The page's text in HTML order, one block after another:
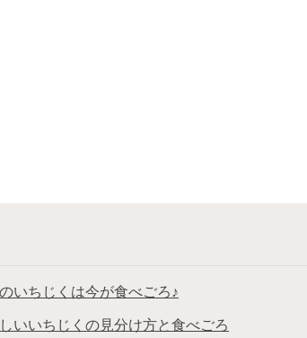
いちじくは今が食べごろ♪
いいちじくの見分け方と食べごろ